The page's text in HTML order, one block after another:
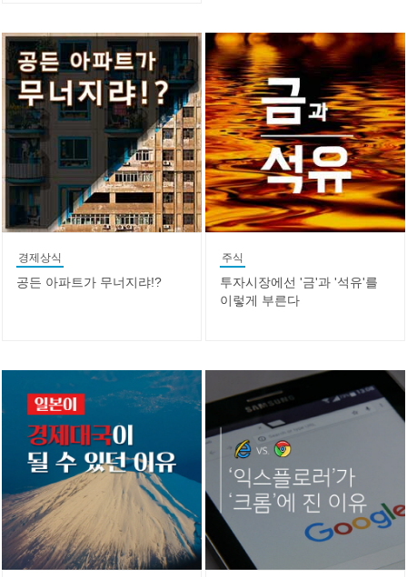
경제상식
공든 아파트가 무너지랴!?
주식
투자시장에선 '금'과 '석유'를
이렇게 부른다